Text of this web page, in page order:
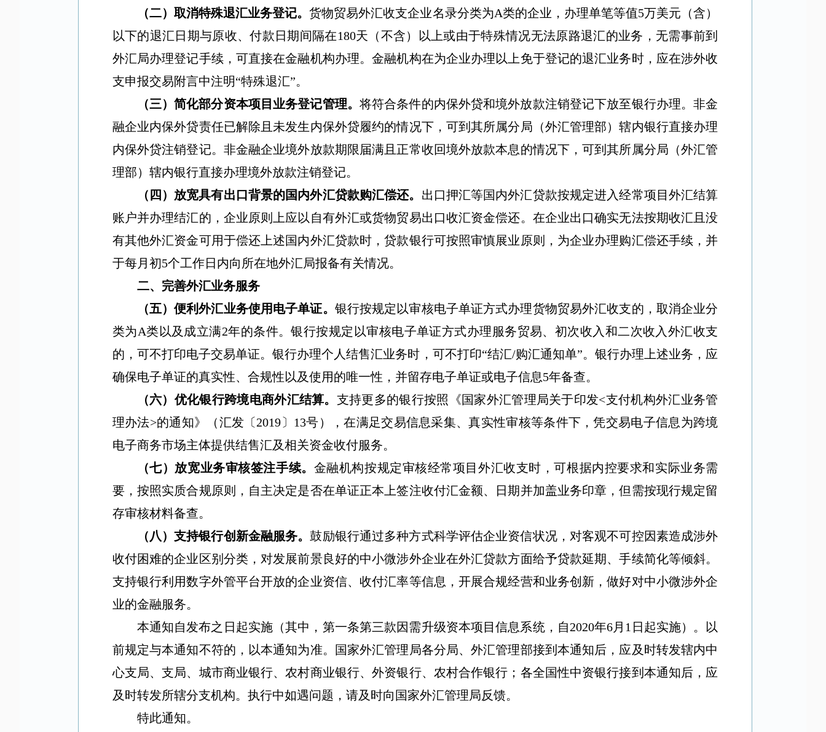
（二）取消特殊退汇业务登记。货物贸易外汇收支企业名录分类为A类的企业，办理单笔等值5万美元（含）
以下的退汇日期与原收、付款日期间隔在180天（不含）以上或由于特殊情况无法原路退汇的业务，无需事前到
外汇局办理登记手续，可直接在金融机构办理。金融机构在为企业办理以上免于登记的退汇业务时，应在涉外收
支申报交易附言中注明“特殊退汇”。
（三）简化部分资本项目业务登记管理。 将符合条件的内保外贷和境外放款注销登记下放至银行办理。非金
融企业内保外贷责任已解除且未发生内保外贷履约的情况下，可到其所属分局（外汇管理部）辖内银行直接办理
内保外贷注销登记。非金融企业境外放款期限届满且正常收回境外放款本息的情况下，可到其所属分局（外汇管
理部）辖内银行直接办理境外放款注销登记。
（四）放宽具有出口背景的国内外汇贷款购汇偿还。 出口押汇等国内外汇贷款按规定进入经常项目外汇结算
账户并办理结汇的，企业原则上应以自有外汇或货物贸易出口收汇资金偿还。在企业出口确实无法按期收汇且没
有其他外汇资金可用于偿还上述国内外汇贷款时，贷款银行可按照审慎展业原则，为企业办理购汇偿还手续，并
于每月初5个工作日内向所在地外汇局报备有关情况。
二、完善外汇业务服务
（五）便利外汇业务使用电子单证。 银行按规定以审核电子单证方式办理货物贸易外汇收支的，取消企业分
类为A类以及成立满2年的条件。银行按规定以审核电子单证方式办理服务贸易、初次收入和二次收入外汇收支
的，可不打印电子交易单证。银行办理个人结售汇业务时，可不打印“结汇/购汇通知单”。银行办理上述业务，应
确保电子单证的真实性、合规性以及使用的唯一性，并留存电子单证或电子信息5年备查。
（六）优化银行跨境电商外汇结算。 支持更多的银行按照《国家外汇管理局关于印发<支付机构外汇业务管
理办法>的通知》（汇发〔2019〕 13号），在满足交易信息采集、真实性审核等条件下，凭交易电子信息为跨境
电子商务市场主体提供结售汇及相关资金收付服务。
（七）放宽业务审核签注手续。 金融机构按规定审核经常项目外汇收支时，可根据内控要求和实际业务需
要，按照实质合规原则，自主决定是否在单证正本上签注收付汇金额、日期并加盖业务印章，但需按现行规定留
存审核材料备查。
（八）支持银行创新金融服务。鼓励银行通过多种方式科学评估企业资信状况，对客观不可控因素造成涉外
收付困难的企业区别分类，对发展前景良好的中小微涉外企业在外汇贷款方面给予贷款延期、手续简化等倾斜。
支持银行利用数字外管平台开放的企业资信、收付汇率等信息，开展合规经营和业务创新，做好对中小微涉外企
业的金融服务。
本通知自发布之日起实施（其中，第一条第三款因需升级资本项目信息系统，自2020年6月 1 日起实施）。以
前规定与本通知不符的，以本通知为准。国家外汇管理局各分局、外汇管理部接到本通知后，应及时转发辖内中
心支局、支局、城市商业银行、农村商业银行、外资银行、农村合作银行；各全国性中资银行接到本通知后，应
及时转发所辖分支机构。执行中如遇问题，请及时向国家外汇管理局反馈。
特此通知。